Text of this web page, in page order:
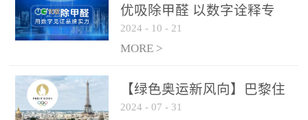
优吸除甲醛 以数字诠释专
业，尽显除醛品牌实力！
2024 - 10 - 21
MORE >
【绿色奥运新风向】巴黎住
宿风波：优吸环保共建健康
2024 - 07 - 31